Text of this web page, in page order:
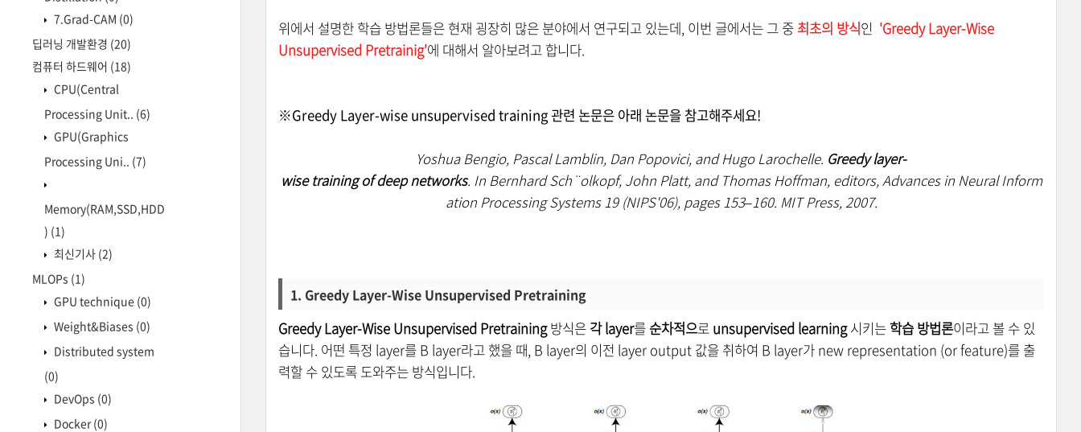
7.Grad-CAM (0)
딥러닝 개발환경 (20)
컴퓨터 하드웨어 (18)
CPU(Central
Processing Unit.. (6)
GPU(Graphics
Processing Uni.. (7)
Memory(RAM,SSD,HDD
) (1)
최신기사 (2)
MLOPs (1)
GPU technique (0)
Weight&Biases (0)
Distributed system
(0)
DevOps (0)
Docker(0)
위에서 설명한 학습 방법론들은 현재 굉장히 많은 분야에서 연구되고 있는데, 이번 글에서는 그 중 최초의 방식인 'Greedy Layer-Wise
Unsupervised Pretrainig'에 대해서 알아보려고 합니다.
※Greedy Layer-wise unsupervised training 관련 논문은 아래 논문을 참고해주세요!
Yoshua Bengio, Pascal Lamblin, Dan Popovici, and Hugo Larochelle. Greedy layer-
wise training of deep networks. In Bernhard Sch¨olkopf, John Platt, and Thomas Hoffman, editors, Advances in Neural Inform
ation Processing Systems 19 (NIPS'06), pages 153–160. MIT Press, 2007.
1. Greedy Layer-Wise Unsupervised Pretraining
Greedy Layer-Wise Unsupervised Pretraining방식은 각 layer를 순차적으로 unsupervised learning시키는 학습 방법론이라고 볼 수 있
습니다. 어떤 특정 layer를 B layer라고 했을 때, B layer의 이전 layer output 값을 취하여 B layer가 new representation (or feature)를 출
력할 수 있도록 도와주는 방식입니다.